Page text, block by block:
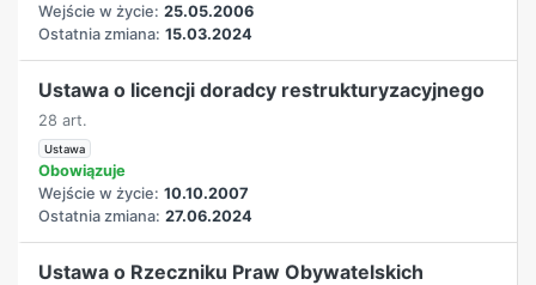
Wejście w życie: 25.05.2006
Ostatnia zmiana: 15.03.2024
Ustawa o licencji doradcy restrukturyzacyjnego
28 art.
Ustawa
Obowiązuje
Wejście w życie: 10.10.2007
Ostatnia zmiana: 27.06.2024
Ustawa o Rzeczniku Praw Obywatelskich